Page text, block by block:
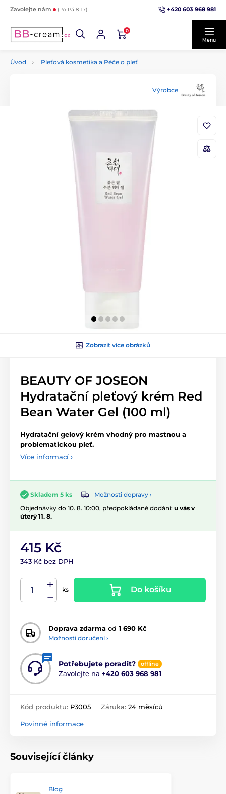
Zavolejte nám (Po-Pá 8-17) +420 603 968 981
0
Menu
Úvod Pleťová kosmetika a Péče o pleť
Výrobce
Zobrazit více obrázků
BEAUTY OF JOSEON
Hydratační pleťový krém Red
Bean Water Gel (100 ml)
Hydratační gelový krém vhodný pro mastnou a
problematickou pleť.
Více informací ›
Skladem 5 ks
Možnosti dopravy ›
Objednávky do 10. 8. 10:00, předpokládané dodání: u vás v
úterý 11. 8.
415 Kč
343 Kč bez DPH
ks Do košíku
Doprava zdarma od 1 690 Kč
Možnosti doručení ›
Potřebujete poradit? offline
Zavolejte na +420 603 968 981
Kód produktu: P3005 Záruka: 24 měsíců
Povinné informace
Související články
Blog